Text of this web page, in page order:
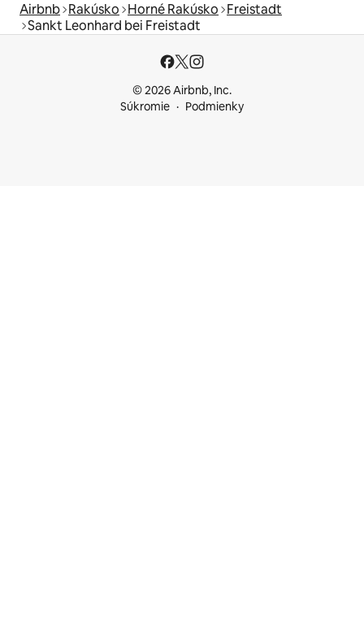
Airbnb Rakúsko Horné Rakúsko Freistadt
Sankt Leonhard bei Freistadt
© 2026 Airbnb, Inc.
Súkromie
Podmienky